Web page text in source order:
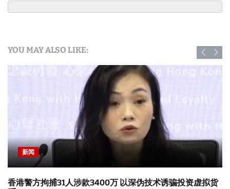
YOU MAY ALSO LIKE:
新闻
香港警方拘捕31人涉款3400万 以深伪技术诱骗投资虚拟货